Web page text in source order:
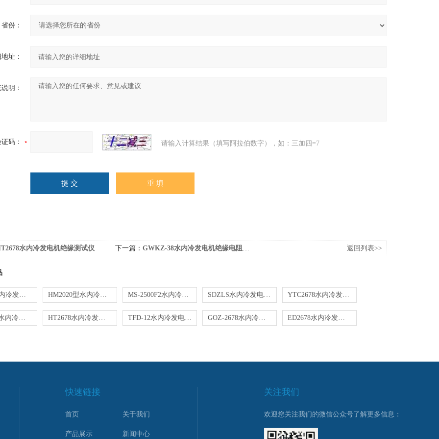
省份：
址：
明：
码： 请输入计算结果（填写阿拉伯数字），如：三加四=7
水内冷发电机绝缘测试仪 下一篇： GWKZ-38水内冷发电机绝缘电阻测试仪 返回列表>>
KD2678水内冷发电机绝缘测试仪 HM2020型水内冷发电机绝缘电阻测试仪 MS-2500F2水内冷发电机绝缘测试仪 SDZLS水内冷发电机绝缘电阻测试仪 YTC2678水内冷发电机绝缘电阻测试仪
GWKZ-38水内冷发电机绝缘电阻测试仪 HT2678水内冷发电机绝缘测试仪 TFD-12水内冷发电机绝缘特性测试仪 GOZ-2678水内冷发电机绝缘测试仪 ED2678水内冷发电机绝缘电阻测试仪
快速链接
首页 关于我们
产品展示 新闻中心
关注我们
欢迎您关注我们的微信公众号了解更多信息：